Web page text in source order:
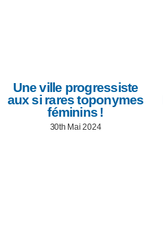
Une ville progressiste
aux si rares toponymes
féminins !
30th Mai 2024